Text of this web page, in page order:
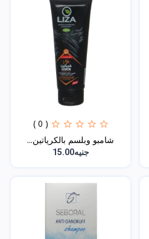
( 0 )
شامبو وبلسم بالكرياتين...
جنيه15.00